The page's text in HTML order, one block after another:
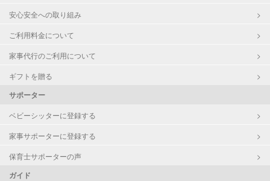
病児対応
障がい児対応
お子様の撮影
安心安全への取り組み
ご利用料金について
家事代行のご利用について
ギフトを贈る
サポーター
ベビーシッターに登録する
家事サポーターに登録する
保育士サポーターの声
ガイド